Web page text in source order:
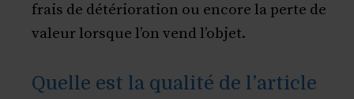
frais de détérioration ou encore la perte de
valeur lorsque l’on vend l’objet.
Quelle est la qualité de l’article